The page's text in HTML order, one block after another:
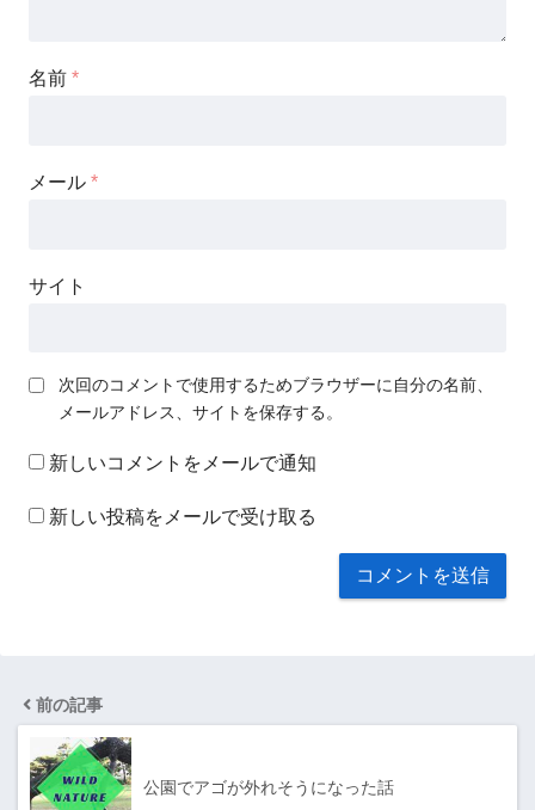
名前 *
メール *
サイト
次回のコメントで使用するためブラウザーに自分の名前、
メールアドレス、サイトを保存する。
新しいコメントをメールで通知
新しい投稿をメールで受け取る
前の記事
公園でアゴが外れそうになった話